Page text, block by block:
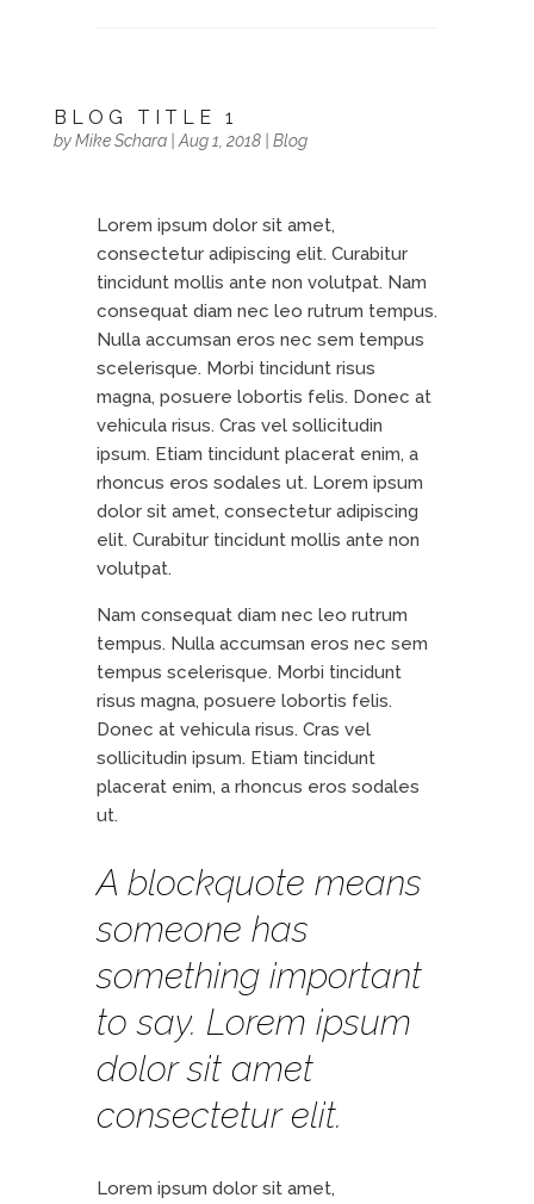
BLOG TITLE 1
byMike Schara| Aug 1, 2018| Blog
Lorem ipsum dolor sit amet,
consectetur adipiscing elit. Curabitur
tincidunt mollis ante non volutpat. Nam
consequat diam nec leo rutrum tempus.
Nulla accumsan eros nec sem tempus
scelerisque. Morbi tincidunt risus
magna, posuere lobortis felis. Donec at
vehicula risus. Cras vel sollicitudin
ipsum. Etiam tincidunt placerat enim, a
rhoncus eros sodales ut. Lorem ipsum
dolor sit amet, consectetur adipiscing
elit. Curabitur tincidunt mollis ante non
volutpat.
Nam consequat diam nec leo rutrum
tempus. Nulla accumsan eros nec sem
tempus scelerisque. Morbi tincidunt
risus magna, posuere lobortis felis.
Donec at vehicula risus. Cras vel
sollicitudin ipsum. Etiam tincidunt
placerat enim, a rhoncus eros sodales
ut.
A blockquote means
someone has
something important
to say. Lorem ipsum
dolor sit amet
consectetur elit.
Lorem ipsum dolor sit amet,